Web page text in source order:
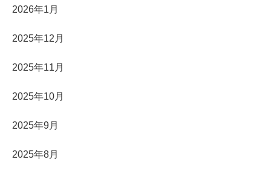
2026年1月
2025年12月
2025年11月
2025年10月
2025年9月
2025年8月